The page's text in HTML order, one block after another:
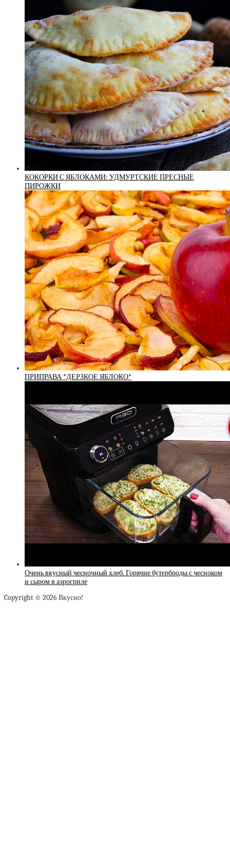
КОКОРКИ С ЯБЛОКАМИ: УДМУРТСКИЕ ПРЕСНЫЕ
ПИРОЖКИ
ПРИПРАВА *ДЕРЗКОЕ ЯБЛОКО*
Очень вкусный чесночный хлеб. Горячие бутерброды с чесноком
и сыром в аэрогриле
Copyright © 2026 Вкусно!